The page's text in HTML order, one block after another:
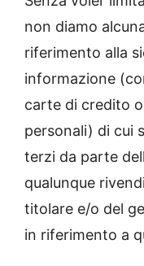
non diamo
riferimento alla
informazione
carte di credito
personali) di cui
terzi da parte
qualunque
titolare e/o del
in riferimento a